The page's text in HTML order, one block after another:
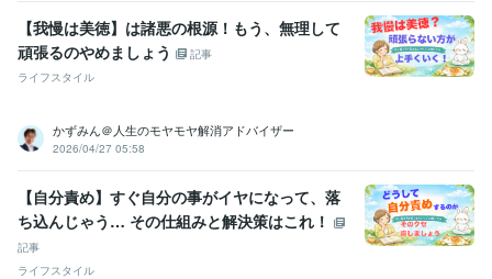
【我慢は美徳】は諸悪の根源！もう、無理して
頑張るのやめましょう
記事
ライフスタイル
かずみん＠人生のモヤモヤ解消アドバイザー
2026/04/27 05:58
【自分責め】すぐ自分の事がイヤになって、落
ち込んじゃう… その仕組みと解決策はこれ！
記事
ライフスタイル